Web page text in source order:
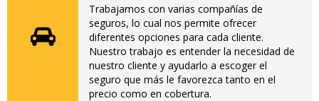
Trabajamos con varias compañías de
seguros, lo cual nos permite ofrecer
diferentes opciones para cada cliente.
Nuestro trabajo es entender la necesidad de
nuestro cliente y ayudarlo a escoger el
seguro que más le favorezca tanto en el
precio como en cobertura.